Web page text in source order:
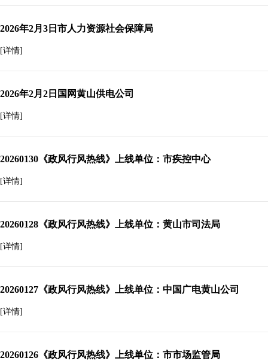
2026年2月3日市人力资源社会保障局
[详情]
2026年2月2日国网黄山供电公司
[详情]
20260130《政风行风热线》上线单位：市疾控中心
[详情]
20260128《政风行风热线》上线单位：黄山市司法局
[详情]
20260127《政风行风热线》上线单位：中国广电黄山公司
[详情]
20260126《政风行风热线》上线单位：市市场监管局